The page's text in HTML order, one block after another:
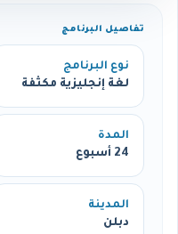
تفاصيل البرنامج
نوع البرنامج
لغة إنجليزية مكثفة
المدة
24 أسبوع
المدينة
دبلن